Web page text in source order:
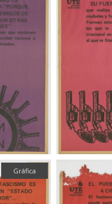
Gráfica